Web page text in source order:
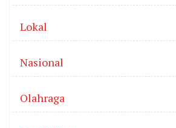
Lokal
Nasional
Olahraga